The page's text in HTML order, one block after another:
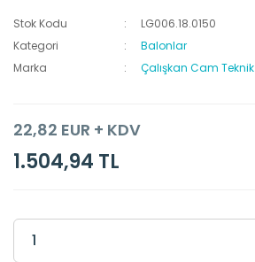
Stok Kodu
LG006.18.0150
Kategori
Balonlar
Marka
Çalışkan Cam Teknik
22,82 EUR + KDV
1.504,94 TL